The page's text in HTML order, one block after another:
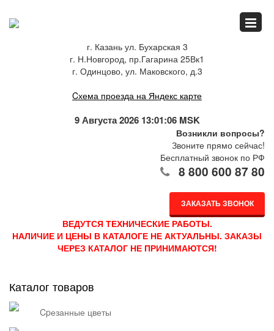
г. Казань ул. Бухарская 3
г. Н.Новгород, пр.Гагарина 25Вк1
г. Одинцово, ул. Маковского, д.3
Cхема проезда на Яндекс карте
9 Августа 2026 13:01:06 MSK
Возникли вопросы?
Звоните прямо сейчас!
Бесплатный звонок по РФ
8 800 600 87 80
ЗАКАЗАТЬ ЗВОНОК
Спец.предложения
Как купить
Доставка
ВЕДУТСЯ ТЕХНИЧЕСКИЕ РАБОТЫ.
НАЛИЧИЕ И ЦЕНЫ В КАТАЛОГЕ НЕ АКТУАЛЬНЫ. ЗАКАЗЫ
ЧЕРЕЗ КАТАЛОГ НЕ ПРИНИМАЮТСЯ!
Каталог товаров
cpезанные цветы